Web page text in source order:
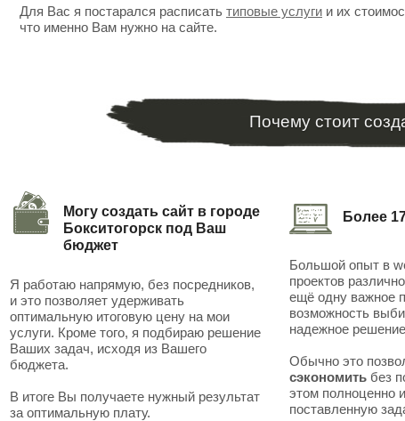
Для Вас я постарался расписать типовые услуги и их
что именно Вам нужно на сайте.
Почему стоит
Могу создать сайт в городе
Бокситогорск под Ваш
бюджет
Я работаю напрямую, без посредников,
и это позволяет удерживать
оптимальную итоговую цену на мои
услуги. Кроме того, я подбираю решение
Ваших задач, исходя из Вашего
бюджета.
В итоге Вы получаете нужный результат
за оптимальную плату.
Более
Большой опыт в
проектов
ещё одну важное
возможность
надежное
Обычно это
сэкономитьбез
этом полноценно
поставленную